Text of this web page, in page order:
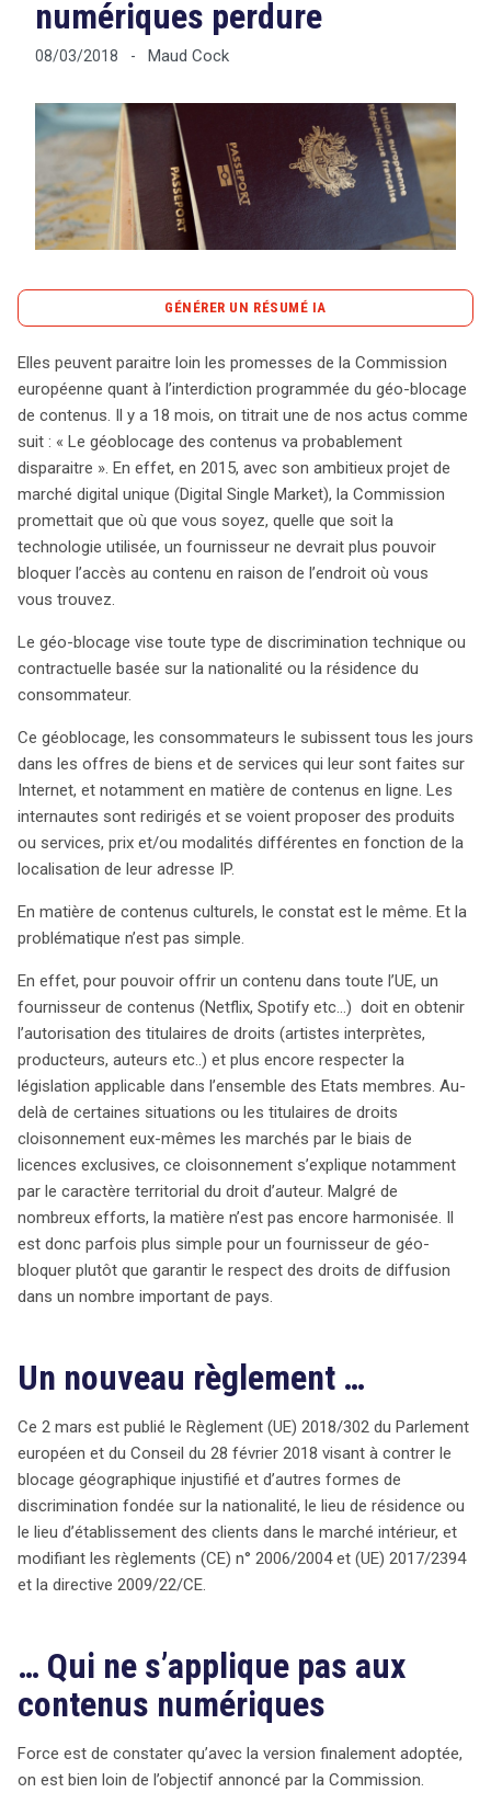
Rechercher
numériques perdure
08/03/2018 - Maud Cock
GÉNÉRER UN RÉSUMÉ IA
L’avenir du géo-blocage en Europe semble incertain
malgré les promesses de la Commission européenne de
le voir disparaître. En 2015, l’initiative du marché digital
unique visait à garantir un accès universel aux contenus
en ligne, indépendamment de la localisation des
utilisateurs. Pourtant, la réalité est tout autre : les
consommateurs continuent de se heurter à des
discriminations basées sur leur adresse IP, limitant ainsi
leur accès à des offres variées selon les régions. Le
but d’interdire le blocage géographique injustifié.
Cependant, il exclut les contenus numériques, laissant
les fournisseurs, tels que Netflix et Spotify, libres de
différencier leurs catalogues selon la localisation. Une
avancée notable réside dans la portabilité des contenus,
qui permet aux abonnés de conserver l’accès à leurs
services lorsqu’ils se déplacent au sein de l’UE. Malgré
ces progrès, la Commission exprime sa frustration face
à l’absence de consensus entre États membres. Un
offrant une lueur d’espoir pour une évolution future. De
plus, des propositions de simplification des règles de
droits d’auteur. Ainsi, bien que des avancées soient
notées, le chemin vers une véritable égalité d’accès aux
contenus en ligne semble encore semé d’embûches.
Elles peuvent paraitre loin les promesses de la Commission
européenne quant à l’interdiction programmée du géo-blocage
de contenus. Il y a 18 mois, on titrait une de nos actus comme
suit : « Le géoblocage des contenus va probablement
disparaitre ». En effet, en 2015, avec son ambitieux projet de
marché digital unique (Digital Single Market), la Commission
promettait que où que vous soyez, quelle que soit la
technologie utilisée, un fournisseur ne devrait plus pouvoir
bloquer l’accès au contenu en raison de l’endroit où vous
vous trouvez.
Le géo-blocage vise toute type de discrimination technique ou
contractuelle basée sur la nationalité ou la résidence du
consommateur.
Ce géoblocage, les consommateurs le subissent tous les jours
dans les offres de biens et de services qui leur sont faites sur
Internet, et notamment en matière de contenus en ligne. Les
internautes sont redirigés et se voient proposer des produits
ou services, prix et/ou modalités différentes en fonction de la
localisation de leur adresse IP.
En matière de contenus culturels, le constat est le même. Et la
problématique n’est pas simple.
En effet, pour pouvoir offrir un contenu dans toute l’UE, un
fournisseur de contenus (Netflix, Spotify etc…) doit en obtenir
l’autorisation des titulaires de droits (artistes interprètes,
producteurs, auteurs etc..) et plus encore respecter la
législation applicable dans l’ensemble des Etats membres. Au-
delà de certaines situations ou les titulaires de droits
cloisonnement eux-mêmes les marchés par le biais de
licences exclusives, ce cloisonnement s’explique notamment
par le caractère territorial du droit d’auteur. Malgré de
nombreux efforts, la matière n’est pas encore harmonisée. Il
est donc parfois plus simple pour un fournisseur de géo-
bloquer plutôt que garantir le respect des droits de diffusion
dans un nombre important de pays.
Un nouveau règlement …
Ce 2 mars est publié le Règlement (UE) 2018/302 du Parlement
européen et du Conseil du 28 février 2018 visant à contrer le
blocage géographique injustifié et d’autres formes de
discrimination fondée sur la nationalité, le lieu de résidence ou
le lieu d’établissement des clients dans le marché intérieur, et
modifiant les règlements (CE) n° 2006/2004 et (UE) 2017/2394
et la directive 2009/22/CE.
… Qui ne s’applique pas aux
contenus numériques
Force est de constater qu’avec la version finalement adoptée,
on est bien loin de l’objectif annoncé par la Commission.